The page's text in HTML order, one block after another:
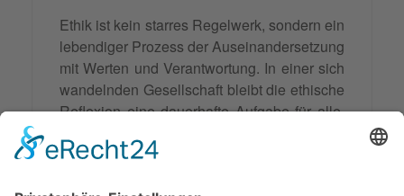
Ethik ist kein starres Regelwerk, sondern ein
lebendiger Prozess der Auseinandersetzung
mit Werten und Verantwortung. In einer sich
wandelnden Gesellschaft bleibt die ethische
Reflexion eine dauerhafte Aufgabe für alle,
tätig sind. Die Investition in ethische